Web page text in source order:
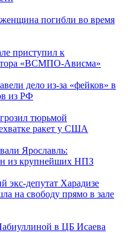
погибли во время
приступил к
«ВСМПО-Ависма»
дело из-за «фейков» в
из РФ
тюрьмой
ракет у США
Ярославль:
из крупнейших НПЗ
экс-депутат Харадизе
на свободу прямо в зале
в ЦБ Исаева